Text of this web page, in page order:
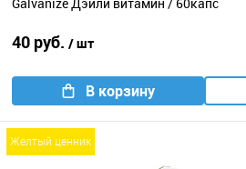
40 руб. / шт
В корзину
желтый ценник